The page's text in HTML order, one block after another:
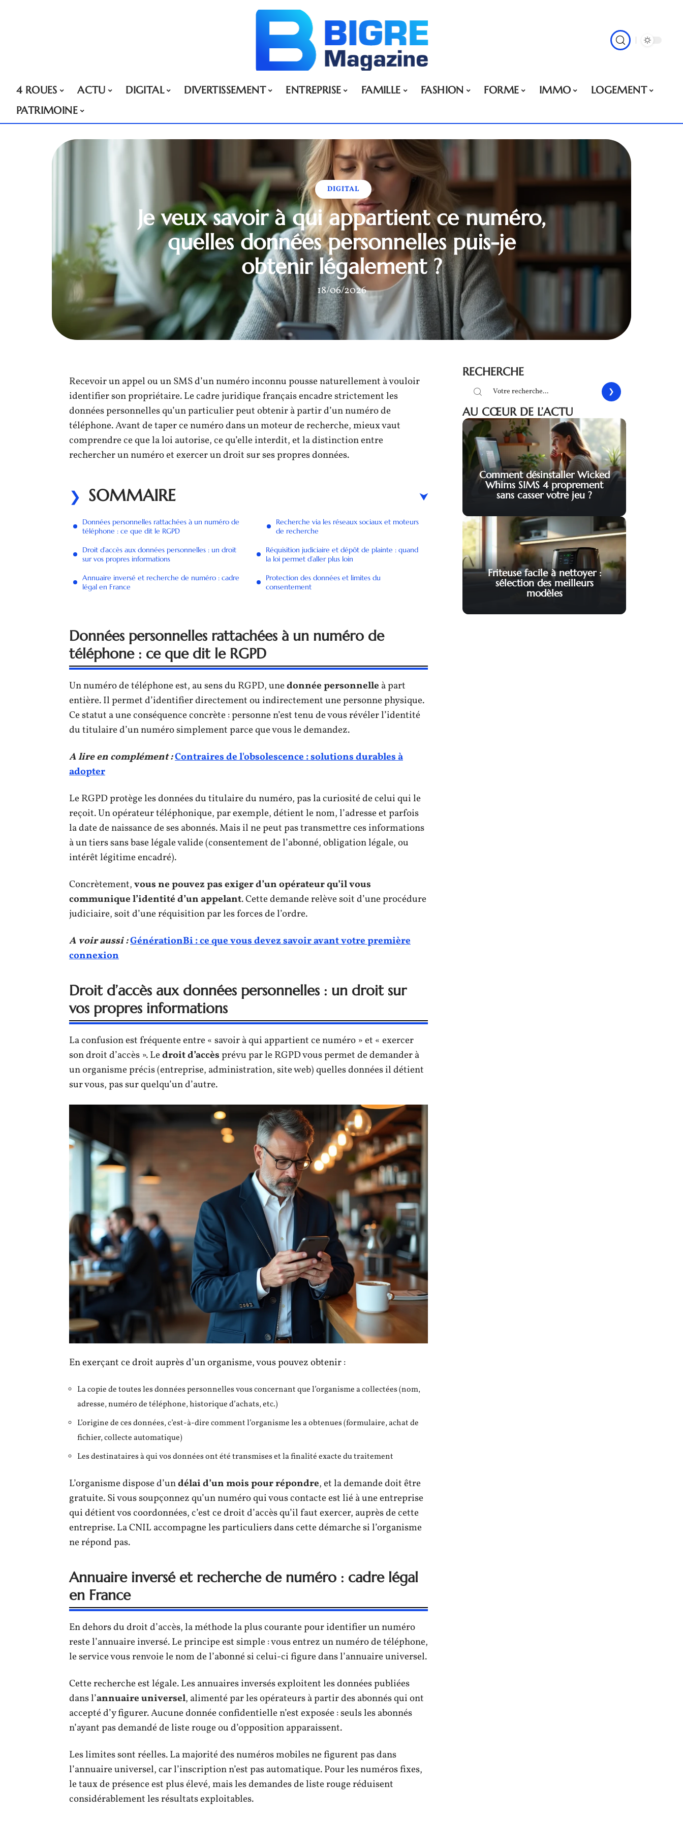
4 ROUES ACTU DIGITAL DIVERTISSEMENT ENTREPRISE FAMILLE FASHION FORME IMMO
LOGEMENT
PATRIMOINE
DIGITAL
Je veux savoir à qui appartient ce numéro,
quelles données personnelles puis-je
obtenir légalement ?
18/06/2026
Recevoir un appel ou un SMS d’un numéro inconnu pousse naturellement à vouloir
identifier son propriétaire. Le cadre juridique français encadre strictement les
données personnelles qu’un particulier peut obtenir à partir d’un numéro de
téléphone. Avant de taper ce numéro dans un moteur de recherche, mieux vaut
comprendre ce que la loi autorise, ce qu’elle interdit, et la distinction entre
rechercher un numéro et exercer un droit sur ses propres données.
SOMMAIRE
Données personnelles rattachées à un numéro de
téléphone : ce que dit le RGPD
Droit d’accès aux données personnelles : un droit
sur vos propres informations
Annuaire inversé et recherche de numéro : cadre
légal en France
Recherche via les réseaux sociaux et moteurs
de recherche
Réquisition judiciaire et dépôt de plainte : quand
la loi permet d’aller plus loin
Protection des données et limites du
consentement
Données personnelles rattachées à un numéro de
téléphone : ce que dit le RGPD
Un numéro de téléphone est, au sens du RGPD, unedonnée personnelle à part
entière. Il permet d’identifier directement ou indirectement une personne physique.
Ce statut a une conséquence concrète : personne n’est tenu de vous révéler l’identité
du titulaire d’un numéro simplement parce que vous le demandez.
A lire en complément :Contraires de l'obsolescence : solutions durables à
adopter
Le RGPD protège les données du titulaire du numéro, pas la curiosité de celui qui le
reçoit. Un opérateur téléphonique, par exemple, détient le nom, l’adresse et parfois
la date de naissance de ses abonnés. Mais il ne peut pas transmettre ces informations
à un tiers sans base légale valide (consentement de l’abonné, obligation légale, ou
intérêt légitime encadré).
Concrètement,vous ne pouvez pas exiger d’un opérateur qu’il vous
communique l’identité d’un appelant. Cette demande relève soit d’une procédure
judiciaire, soit d’une réquisition par les forces de l’ordre.
A voir aussi :GénérationBi : ce que vous devez savoir avant votre première
connexion
Droit d’accès aux données personnelles : un droit sur
vos propres informations
La confusion est fréquente entre « savoir à qui appartient ce numéro » et « exercer
son droit d’accès ». Ledroit d’accèsprévu par le RGPD vous permet de demander à
un organisme précis (entreprise, administration, site web) quelles données il détient
sur vous, pas sur quelqu’un d’autre.
En exerçant ce droit auprès d’un organisme, vous pouvez obtenir :
La copie de toutes les données personnelles vous concernant que l’organisme a collectées (nom,
adresse, numéro de téléphone, historique d’achats, etc.)
L’origine de ces données, c’est-à-dire comment l’organisme les a obtenues (formulaire, achat de
fichier, collecte automatique)
Les destinataires à qui vos données ont été transmises et la finalité exacte du traitement
L’organisme dispose d’undélai d’un mois pour répondre, et la demande doit être
gratuite. Si vous soupçonnez qu’un numéro qui vous contacte est lié à une entreprise
qui détient vos coordonnées, c’est ce droit d’accès qu’il faut exercer, auprès de cette
entreprise. La CNIL accompagne les particuliers dans cette démarche si l’organisme
ne répond pas.
Annuaire inversé et recherche de numéro : cadre légal
en France
En dehors du droit d’accès, la méthode la plus courante pour identifier un numéro
reste l’annuaire inversé. Le principe est simple : vous entrez un numéro de téléphone,
le service vous renvoie le nom de l’abonné si celui-ci figure dans l’annuaire universel.
Cette recherche est légale. Les annuaires inversés exploitent les données publiées
dans l’annuaire universel, alimenté par les opérateurs à partir des abonnés qui ont
accepté d’y figurer. Aucune donnée confidentielle n’est exposée : seuls les abonnés
n’ayant pas demandé de liste rouge ou d’opposition apparaissent.
Les limites sont réelles. La majorité des numéros mobiles ne figurent pas dans
l’annuaire universel, car l’inscription n’est pas automatique. Pour les numéros fixes,
le taux de présence est plus élevé, mais les demandes de liste rouge réduisent
considérablement les résultats exploitables.
RECHERCHE
AU CŒUR DE L’ACTU
Comment désinstaller Wicked
Whims SIMS 4 proprement
sans casser votre jeu ?
Friteuse facile à nettoyer :
sélection des meilleurs
modèles